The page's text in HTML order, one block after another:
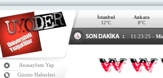
İstanbul
12°C
Ankara
8°C
11:23:25 -
Anasayfam Yap
Günün Haberleri